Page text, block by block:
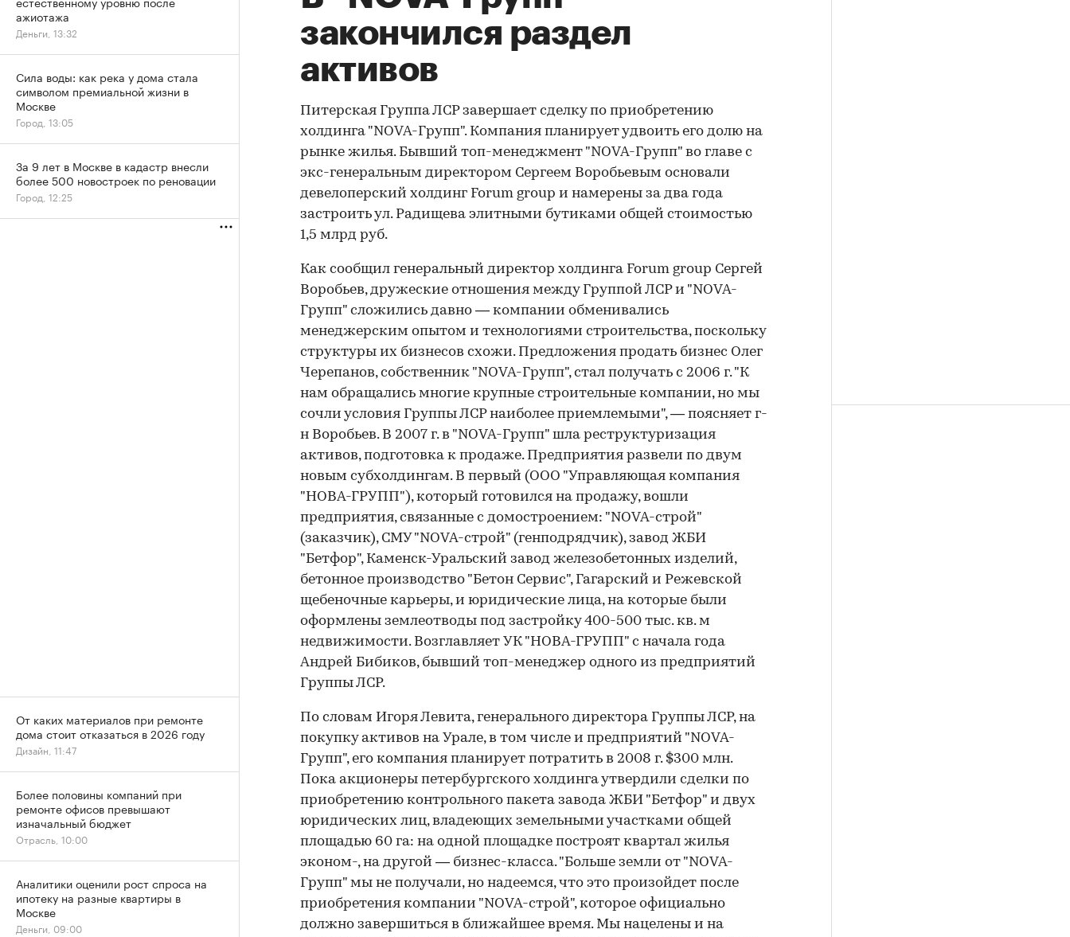
закончился раздел
активов
Питерская Группа ЛСР завершает сделку по приобретению
холдинга "NOVA-Групп". Компания планирует удвоить его долю на
рынке жилья. Бывший топ-менеджмент "NOVA-Групп" во главе с
экс-генеральным директором Сергеем Воробьевым основали
девелоперский холдинг Forum group и намерены за два года
застроить ул. Радищева элитными бутиками общей стоимостью
1,5 млрд руб.
Как сообщил генеральный директор холдинга Forum group Сергей
Воробьев, дружеские отношения между Группой ЛСР и "NOVA-
Групп" сложились давно — компании обменивались
менеджерским опытом и технологиями строительства, поскольку
структуры их бизнесов схожи. Предложения продать бизнес Олег
Черепанов, собственник "NOVA-Групп", стал получать с 2006 г. "К
нам обращались многие крупные строительные компании, но мы
сочли условия Группы ЛСР наиболее приемлемыми", — поясняет г-
н Воробьев. В 2007 г. в "NOVA-Групп" шла реструктуризация
активов, подготовка к продаже. Предприятия развели по двум
новым субхолдингам. В первый (ООО "Управляющая компания
"НОВА-ГРУПП"), который готовился на продажу, вошли
предприятия, связанные с домостроением: "NOVA-строй"
(заказчик), СМУ "NOVA-строй" (генподрядчик), завод ЖБИ
"Бетфор", Каменск-Уральский завод железобетонных изделий,
бетонное производство "Бетон Сервис", Гагарский и Режевской
щебеночные карьеры, и юридические лица, на которые были
оформлены землеотводы под застройку 400-500 тыс. кв. м
недвижимости. Возглавляет УК "НОВА-ГРУПП" с начала года
Андрей Бибиков, бывший топ-менеджер одного из предприятий
Группы ЛСР.
По словам Игоря Левита, генерального директора Группы ЛСР, на
покупку активов на Урале, в том числе и предприятий "NOVA-
Групп", его компания планирует потратить в 2008 г. $300 млн.
Пока акционеры петербургского холдинга утвердили сделки по
приобретению контрольного пакета завода ЖБИ "Бетфор" и двух
юридических лиц, владеющих земельными участ­ками общей
площадью 60 га: на одной площадке построят квартал жилья
эконом-, на другой — бизнес-класса. "Больше земли от "NOVA-
Групп" мы не получали, но надеемся, что это произойдет после
приобретения компании "NOVA-строй", которое официально
должно завершиться в ближайшее время. Мы нацелены и на
ажиотажа
Деньги, 13:32
Сила воды: как река у дома стала
символом премиальной жизни в
Москве
Город, 13:05
За 9 лет в Москве в кадастр внесли
более 500 новостроек по реновации
Город, 12:25
От каких материалов при ремонте
дома стоит отказаться в 2026 году
Дизайн, 11:47
Более половины компаний при
ремонте офисов превышают
изначальный бюджет
Отрасль, 10:00
Аналитики оценили рост спроса на
ипотеку на разные квартиры в
Москве
Деньги, 09:00